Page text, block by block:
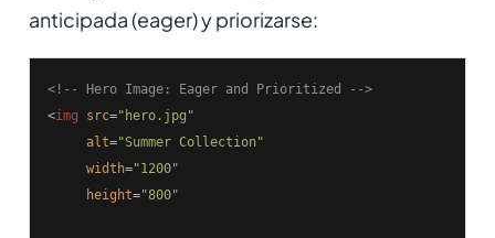
anticipada (eager) y priorizarse:
<!-- Hero Image: Eager and Prioritized -->
<img src="hero.jpg"
alt="Summer Collection"
width="1200"
height="800"